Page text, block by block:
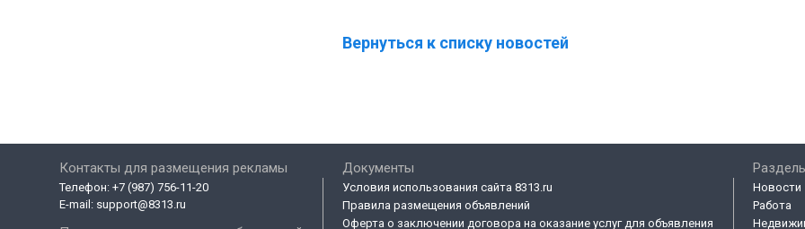
Вернуться к списку новостей
Контакты для размещения рекламы
Телефон: +7 (987) 756-11-20
E-mail: support@8313.ru
Документы
Условия использования сайта 8313.ru
Правила размещения объявлений
Оферта о заключении договора на оказание услуг для объявления
Новости
Работа